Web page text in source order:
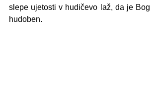
slepe ujetosti v hudičevo laž, da je Bog
hudoben.